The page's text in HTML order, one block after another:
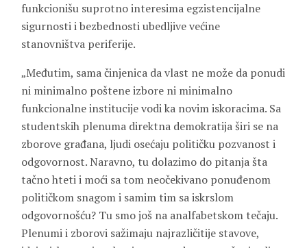
funkcionišu suprotno interesima egzistencijalne
sigurnosti i bezbednosti ubedljive većine
stanovništva periferije.
„Međutim, sama činjenica da vlast ne može da ponudi
ni minimalno poštene izbore ni minimalno
funkcionalne institucije vodi ka novim iskoracima. Sa
studentskih plenuma direktna demokratija širi se na
zborove građana, ljudi osećaju političku pozvanost i
odgovornost. Naravno, tu dolazimo do pitanja šta
tačno hteti i moći sa tom neočekivano ponuđenom
političkom snagom i samim tim sa iskrslom
odgovornošću? Tu smo još na analfabetskom tečaju.
Plenumi i zborovi sažimaju najrazličitije stavove,